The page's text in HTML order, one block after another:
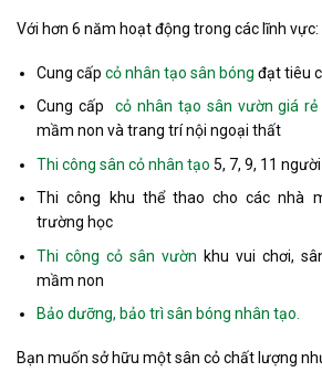
Với hơn 6 năm hoạt động trong các lĩnh vực:
Cung cấpcỏ nhân tạo sân bóng đạt tiêu
Cung cấp cỏ nhân tạo sân vườn giá rẻ
mầm non và trang trí nội ngoại thất
Thi công sân cỏ nhân tạo 5, 7, 9, 11 người
Thi công khu thể thao cho các nhà
trường học
Thi công cỏ sân vườn khu vui chơi,
mầm non
Bảo dưỡng, bảo trì sân bóng nhân tạo.
Bạn muốn sở hữu một sân cỏ chất lượng